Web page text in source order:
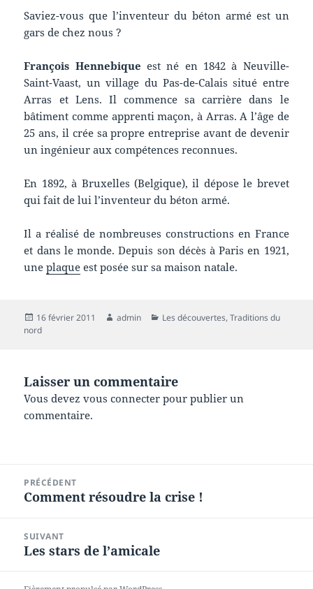
Saviez-vous que l’inventeur du béton armé est un
gars de chez nous ?
François Hennebique est né en 1842 à Neuville-
Saint-Vaast, un village du Pas-de-Calais situé entre
Arras et Lens. Il commence sa carrière dans le
bâtiment comme apprenti maçon, à Arras. A l’âge de
25 ans, il crée sa propre entreprise avant de devenir
un ingénieur aux compétences reconnues.
En 1892, à Bruxelles (Belgique), il dépose le brevet
qui fait de lui l’inventeur du béton armé.
Il a réalisé de nombreuses constructions en France
et dans le monde. Depuis son décès à Paris en 1921,
uneplaque est posée sur sa maison natale.
Publié
le
16 février 2011 Auteur
admin Catégories
Les découvertes,Traditions du
nord
Laisser un commentaire
Vous devezvous connecter pour publier un
commentaire.
l’article
PRÉCÉDENT
Article
Comment résoudre la crise !
SUIVANT
Article
Les stars de l’amicale